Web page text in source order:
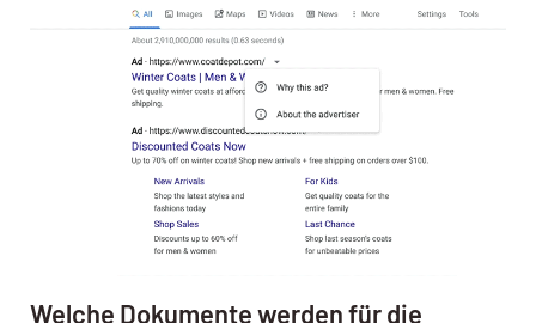
Welche Dokumente werden für die